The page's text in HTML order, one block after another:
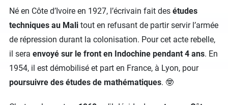
Né en Côte d’Ivoire en 1927, l’écrivain fait des études
techniques au Mali tout en refusant de partir servir l’armée
de répression durant la colonisation. Pour cet acte rebelle,
il sera envoyé sur le front en Indochine pendant 4 ans. En
1954, il est démobilisé et part en France, à Lyon, pour
poursuivre des études de mathématiques. 🤓